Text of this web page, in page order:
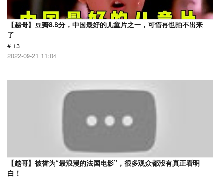
【越哥】豆瓣8.8分，中国最好的儿童片之一，可惜再也拍不出来
了
# 13
2022-09-21 11:04
【越哥】被誉为“最浪漫的法国电影”，很多观众都没有真正看明
白！